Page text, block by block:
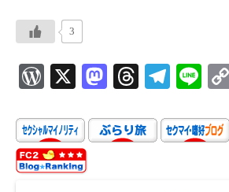
3
W
d
P
re
X
M
to
d
T
ea
ds
Te
gr
a
Li